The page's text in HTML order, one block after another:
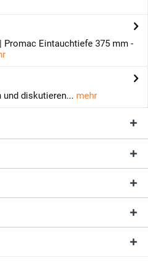
Promac Eintauchtiefe 375 mm -
und diskutieren... mehr